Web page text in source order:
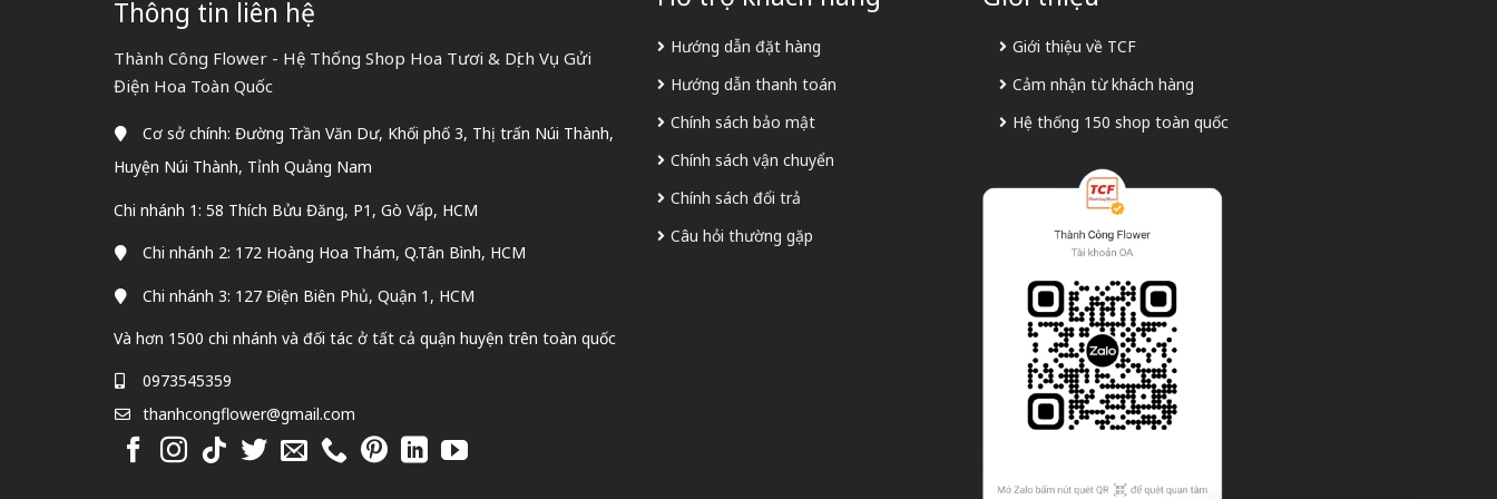
Thông tin liên hệ
Thành Công Flower - Hệ Thống Shop Hoa Tươi & Dịch Vụ Gửi
Điện Hoa Toàn Quốc
Cơ sở chính: Đường Trần Văn Dư, Khối phố 3, Thị trấn Núi Thành,
Huyện Núi Thành, Tỉnh Quảng Nam
Chi nhánh 1: 58 Thích Bửu Đăng, P1, Gò Vấp, HCM
Chi nhánh 2: 172 Hoàng Hoa Thám, Q.Tân Bình, HCM
Chi nhánh 3: 127 Điện Biên Phủ, Quận 1, HCM
Và hơn 1500 chi nhánh và đối tác ở tất cả quận huyện trên toàn quốc
0973545359
thanhcongflower@gmail.com
Hướng dẫn đặt hàng
Hướng dẫn thanh toán
Chính sách bảo mật
Chính sách vận chuyển
Chính sách đổi trả
Câu hỏi thường gặp
Giới thiệu về TCF
Cảm nhận từ khách hàng
Hệ thống 150 shop toàn quốc